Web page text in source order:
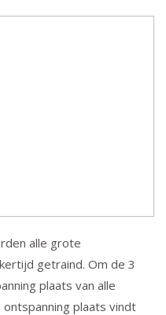
alle grote
getraind. Om de 3
plaats van alle
plaats vindt